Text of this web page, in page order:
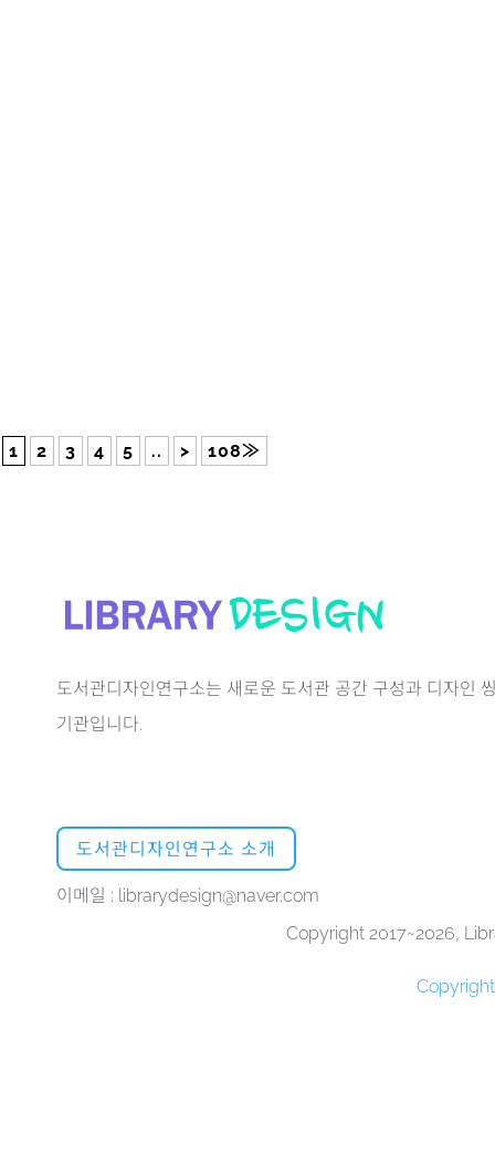
1 2 3 4 5 .. > 108≫
도서관디자인연구소는 새로운 도서관 공간 구성과 디자인
기관입니다.
도서관디자인연구소 소개
이메일 : librarydesign@naver.com
Copyright 2017~2026,